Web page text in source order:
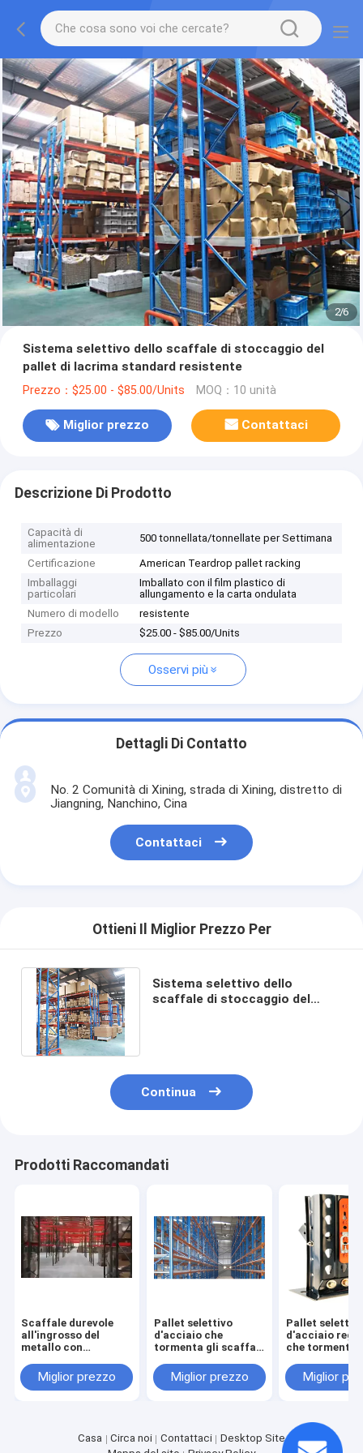
2/6
Sistema selettivo dello scaffale di stoccaggio del
pallet di lacrima standard resistente
Prezzo：$25.00 - $85.00/Units MOQ：10 unità
Miglior prezzo Contattaci
Descrizione Di Prodotto
Capacità di
alimentazione
500 tonnellata/tonnellate per Settimana
Certificazione
American Teardrop pallet racking
Imballaggi
particolari
Imballato con il film plastico di
allungamento e la carta ondulata
Numero di modello
resistente
Prezzo
$25.00 - $85.00/Units
Osservi più
Dettagli Di Contatto
No. 2 Comunità di Xining, strada di Xining, distretto di
Jiangning, Nanchino, Cina
Contattaci
Ottieni Il Miglior Prezzo Per
Sistema selettivo dello
scaffale di stoccaggio del
Continua
Prodotti Raccomandati
Scaffale durevole
all'ingrosso del
metallo con
multilivelli
Miglior prezzo
Pallet selettivo
d'acciaio che
tormenta gli scaffali
passo di 75mm
Miglior prezzo
Pallet
d'acciaio
che tormenta
Miglior
Casa Circa noi Contattaci
Desktop Site